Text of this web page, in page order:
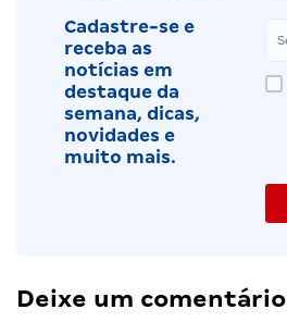
Cadastre-se e
receba as
notícias em
destaque da
semana, dicas,
novidades e
muito mais.
Deixe um comentário